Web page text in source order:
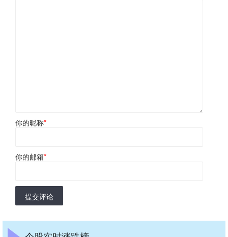
你的昵称*
你的邮箱*
提交评论